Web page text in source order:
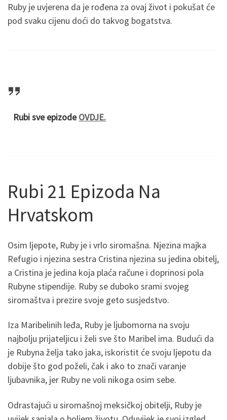
Ruby je uvjerena da je rođena za ovaj život i pokušat će
pod svaku cijenu doći do takvog bogatstva.
Rubi sve epizodeOVDJE.
Rubi 21 Epizoda Na
Hrvatskom
Osim ljepote, Ruby je i vrlo siromašna. Njezina majka
Refugio i njezina sestra Cristina njezina su jedina obitelj,
a Cristina je jedina koja plaća račune i doprinosi pola
Rubyne stipendije. Ruby se duboko srami svojeg
siromaštva i prezire svoje geto susjedstvo.
Iza Maribelinih leđa, Ruby je ljubomorna na svoju
najbolju prijateljicu i želi sve što Maribel ima. Budući da
je Rubyna želja tako jaka, iskoristit će svoju ljepotu da
dobije što god poželi, čak i ako to znači varanje
ljubavnika, jer Ruby ne voli nikoga osim sebe.
Odrastajući u siromašnoj meksičkoj obitelji, Ruby je